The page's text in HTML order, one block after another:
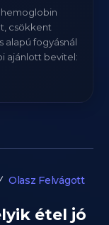
hemoglobin
csökkent
fogyásnál
ajánlott bevitel:
Olasz Felvágott
étel jó